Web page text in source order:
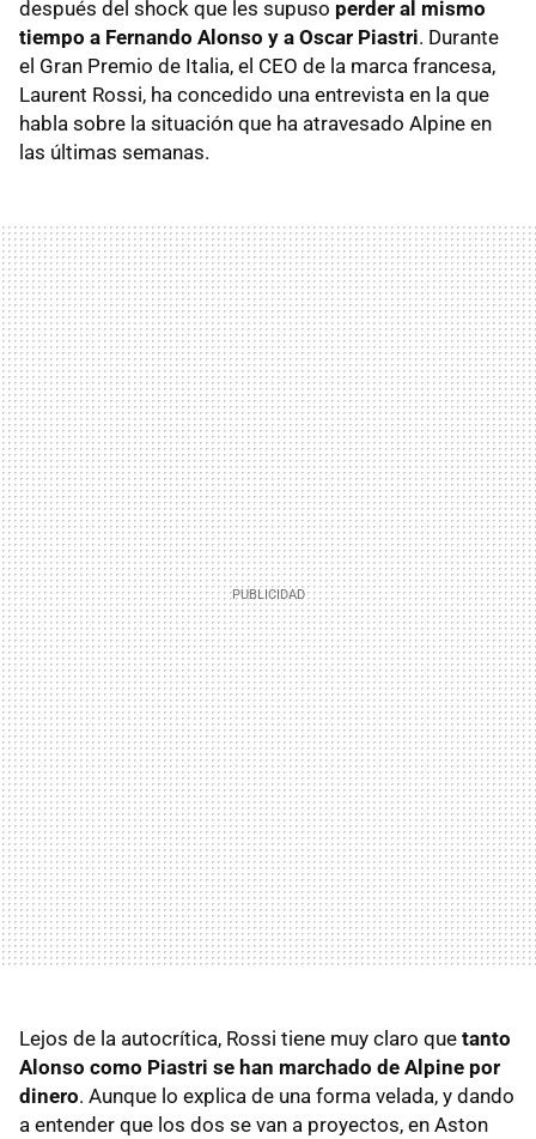
después del shock que les supuso perder al mismo
tiempo a Fernando Alonso y a Oscar Piastri. Durante
el Gran Premio de Italia, el CEO de la marca francesa,
Laurent Rossi, ha concedido una entrevista en la que
habla sobre la situación que ha atravesado Alpine en
las últimas semanas.
Lejos de la autocrítica, Rossi tiene muy claro que tanto
Alonso como Piastri se han marchado de Alpine por
dinero. Aunque lo explica de una forma velada, y dando
a entender que los dos se van a proyectos, en Aston